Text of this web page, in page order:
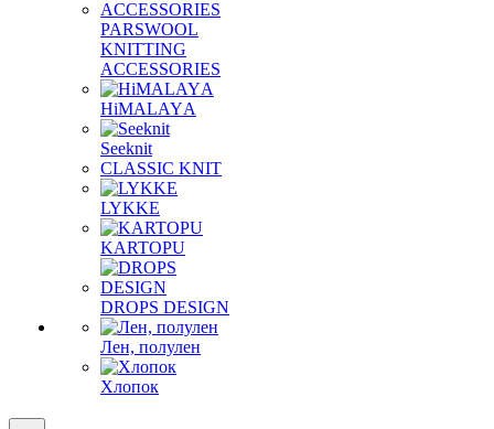
PARSWOOL
KNITTING
ACCESSORIES
HiMALAYА
Seeknit
CLASSIC KNIT
LYKKE
KАRTOPU
DROPS DЕSIGN
Лен, полулен
Хлопок